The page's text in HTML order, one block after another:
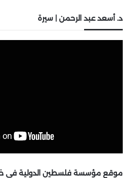
د. أسعد عبد الرحمن | سيرة
موقع مؤسسة فلسطين الدولية في